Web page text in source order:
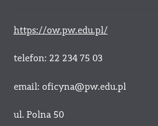
https://ow.pw.edu.pl/
telefon: 22 234 75 03
email: oficyna@pw.edu.pl
ul. Polna 50